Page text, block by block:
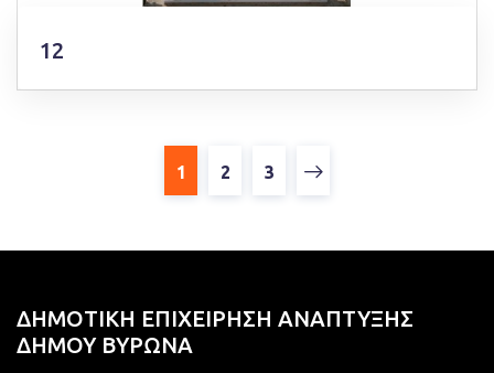
12
1 2 3
ΔΗΜΟΤΙΚΗ ΕΠΙΧΕΙΡΗΣΗ ΑΝΑΠΤΥΞΗΣ
ΔΗΜΟΥ ΒΥΡΩΝΑ